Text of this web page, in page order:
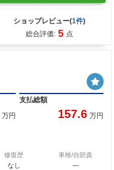
ショップレビュー(1件)
総合評価: 5 点
万円
支払総額
157.6 万円
修復歴
なし
車検/自賠責
―